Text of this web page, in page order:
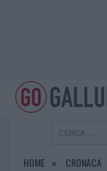
HOME CRONACA